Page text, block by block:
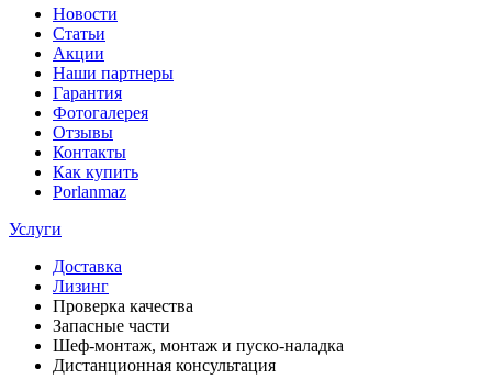
Новости
Статьи
Акции
Наши партнеры
Гарантия
Фотогалерея
Отзывы
Контакты
Как купить
Porlanmaz
Услуги
Доставка
Лизинг
Проверка качества
Запасные части
Шеф-монтаж, монтаж и пуско-наладка
Дистанционная консультация